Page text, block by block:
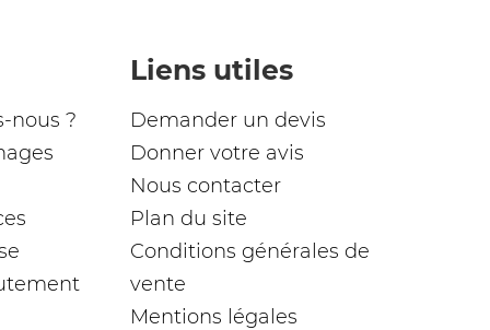
nous ?
Liens utiles
Demander un devis
Donner votre avis
Nous contacter
Plan du site
Conditions générales de
vente
Mentions légales